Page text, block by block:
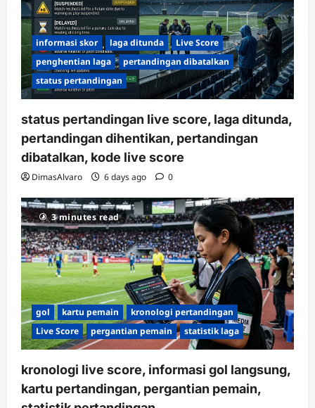
informasi skor laga ditunda
Live Score
penghentian laga
pertandingan dibatalkan
status pertandingan
status pertandingan live score, laga ditunda,
pertandingan dihentikan, pertandingan
dibatalkan, kode live score
DimasAlvaro 6 days ago 0
3 minutes read
gol kartu pemain
kronologi pertandingan
Live Score
pergantian pemain statistik laga
kronologi live score, informasi gol langsung,
kartu pertandingan, pergantian pemain,